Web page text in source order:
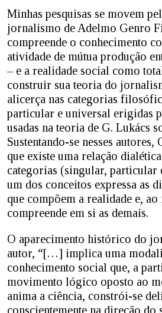
Minhas pesquisas se movem
jornalismo de Adelmo Genro
compreende o conhecimento
atividade de mútua produção
– e a realidade social como
construir sua teoria do
alicerça nas categorias
particular e universal erigidas
usadas na teoria de G. Lukács
Sustentando-se nesses
que existe uma relação
categorias (singular, particular
um dos conceitos expressa as
que compõem a realidade e, ao
compreende em si as demais.
O aparecimento histórico do
autor, “[…] implica uma
conhecimento social que, a
movimento lógico oposto ao
anima a ciência, constrói-se
conscientemente na direção